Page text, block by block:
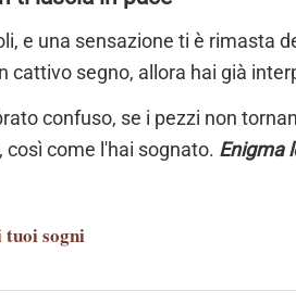
e una sensazione ti è rimasta
cattivo segno, allora hai già
confuso, se i pezzi non
così come l'hai sognato. Enigma
tuoi sogni